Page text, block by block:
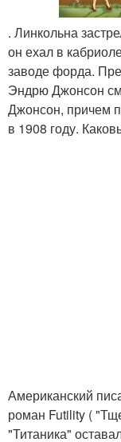
. Линкольна
он ехал в
заводе форда.
Эндрю Джонсон
Джонсон, причем
в 1908 году.
Американский
роман Futility (
"Титаника"